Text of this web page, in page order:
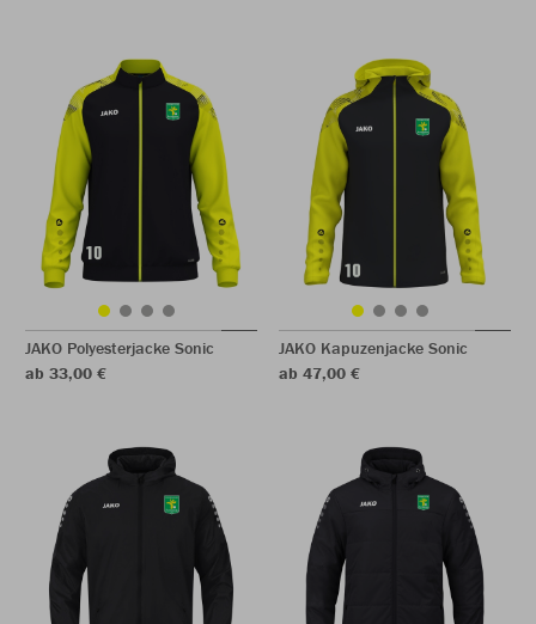
JAKO Polyesterjacke Sonic
ab 33,00 €
JAKO Kapuzenjacke Sonic
ab 47,00 €